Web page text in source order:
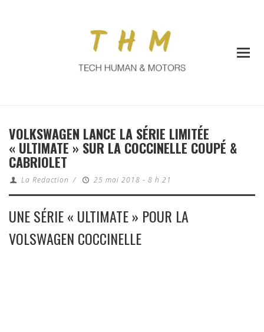
VOLKSWAGEN LANCE LA SÉRIE LIMITÉE
« ULTIMATE » SUR LA COCCINELLE COUPÉ &
CABRIOLET
La Redaction / 25 mai 2018 - 8 h 21
UNE SÉRIE « ULTIMATE » POUR LA
VOLSWAGEN COCCINELLE